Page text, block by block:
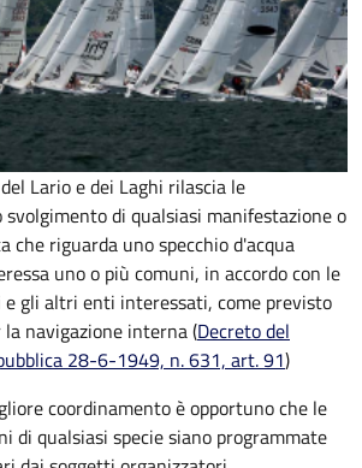
Lario e dei Laghi rilascia le
di qualsiasi manifestazione o
che riguarda uno specchio d'acqua
uno o più comuni, in accordo con le
gli altri enti interessati, come previsto
navigazione interna (Decreto del
28-6-1949, n. 631, art. 91)
coordinamento è opportuno che le
di qualsiasi specie siano programmate